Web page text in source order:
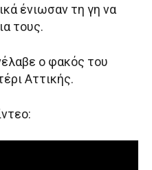
ένιωσαν τη γη να
τους.
ο φακός του
Αττικής.